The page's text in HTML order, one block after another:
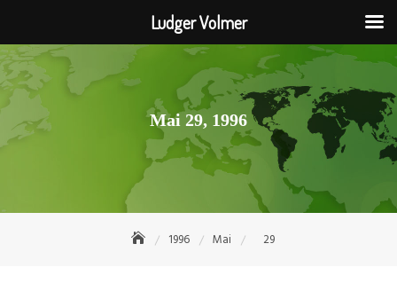
Skip
to
content
Mai 29, 1996
1996 Mai 29
Ludger Volmer